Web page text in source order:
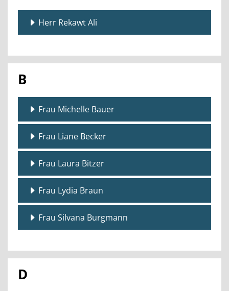
Herr Rekawt Ali
B
Frau Michelle Bauer
Frau Liane Becker
Frau Laura Bitzer
Frau Lydia Braun
Frau Silvana Burgmann
D